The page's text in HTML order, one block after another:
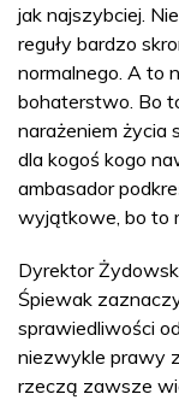
jak najszybciej.
reguły bardzo
normalnego. A to
bohaterstwo. Bo
narażeniem życia
dla kogoś kogo
ambasador
wyjątkowe, bo to
Dyrektor
Śpiewak
sprawiedliwości
niezwykle prawy
rzeczą zawsze